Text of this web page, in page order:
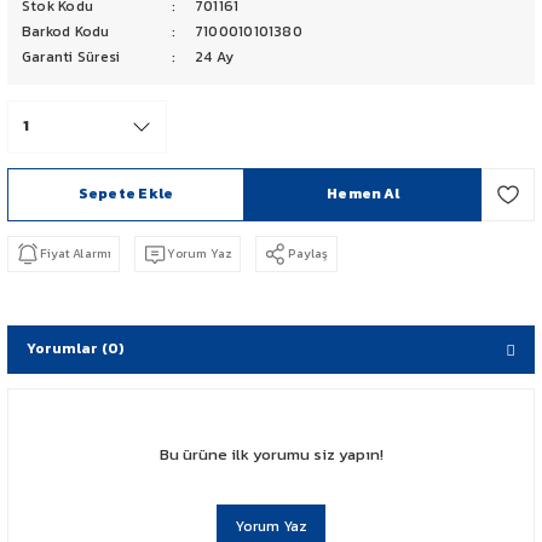
PCX 125-150
CBR 250
CRF 250 RALLY
NX 500
Stok Kodu
701161
Barkod Kodu
7100010101380
Garanti Süresi
24 Ay
Sepete Ekle Hemen Al
Fiyat Alarmı Yorum Yaz Paylaş
Yorumlar (0)
Bu ürüne ilk yorumu siz yapın!
Yorum Yaz